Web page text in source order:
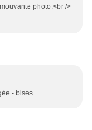
photo.<br />
- bises